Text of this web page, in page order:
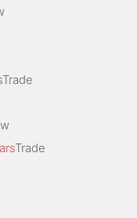
Trade